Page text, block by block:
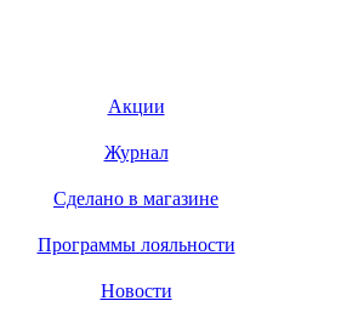
Акции
Журнал
Сделано в магазине
Программы лояльности
Новости